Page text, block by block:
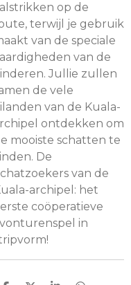
op de
terwijl je gebruik
van de speciale
van de
Jullie zullen
de vele
van de Kuala-
ontdekken om
mooiste schatten te
De
van de
archipel: het
coöperatieve
in